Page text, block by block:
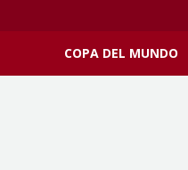
COPA DEL MUNDO